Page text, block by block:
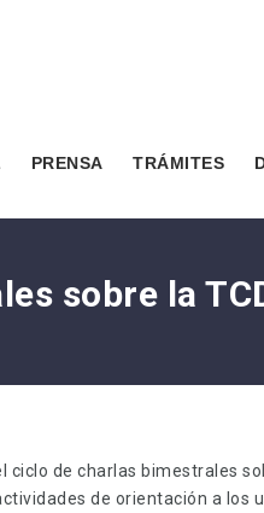
PRENSA TRÁMITES
sobre la
ciclo de charlas bimestrales
de orientación a los